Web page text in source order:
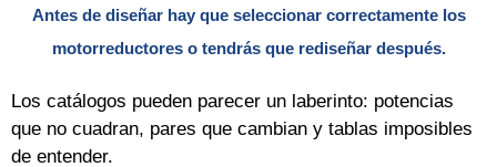
Antes de diseñar hay que seleccionar correctamente los
motorreductores o tendrás que rediseñar después.
Los catálogos pueden parecer un laberinto: potencias
que no cuadran, pares que cambian y tablas imposibles
de entender.